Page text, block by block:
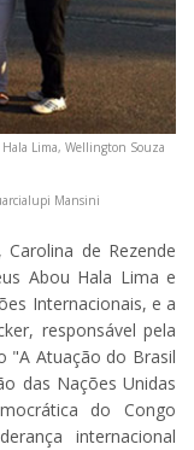
Lima, Wellington Souza
Mansini
de Rezende
Abou Hala Lima e
Internacionais, e a
responsável pela
"A Atuação do Brasil
das Nações Unidas
do Congo
internacional